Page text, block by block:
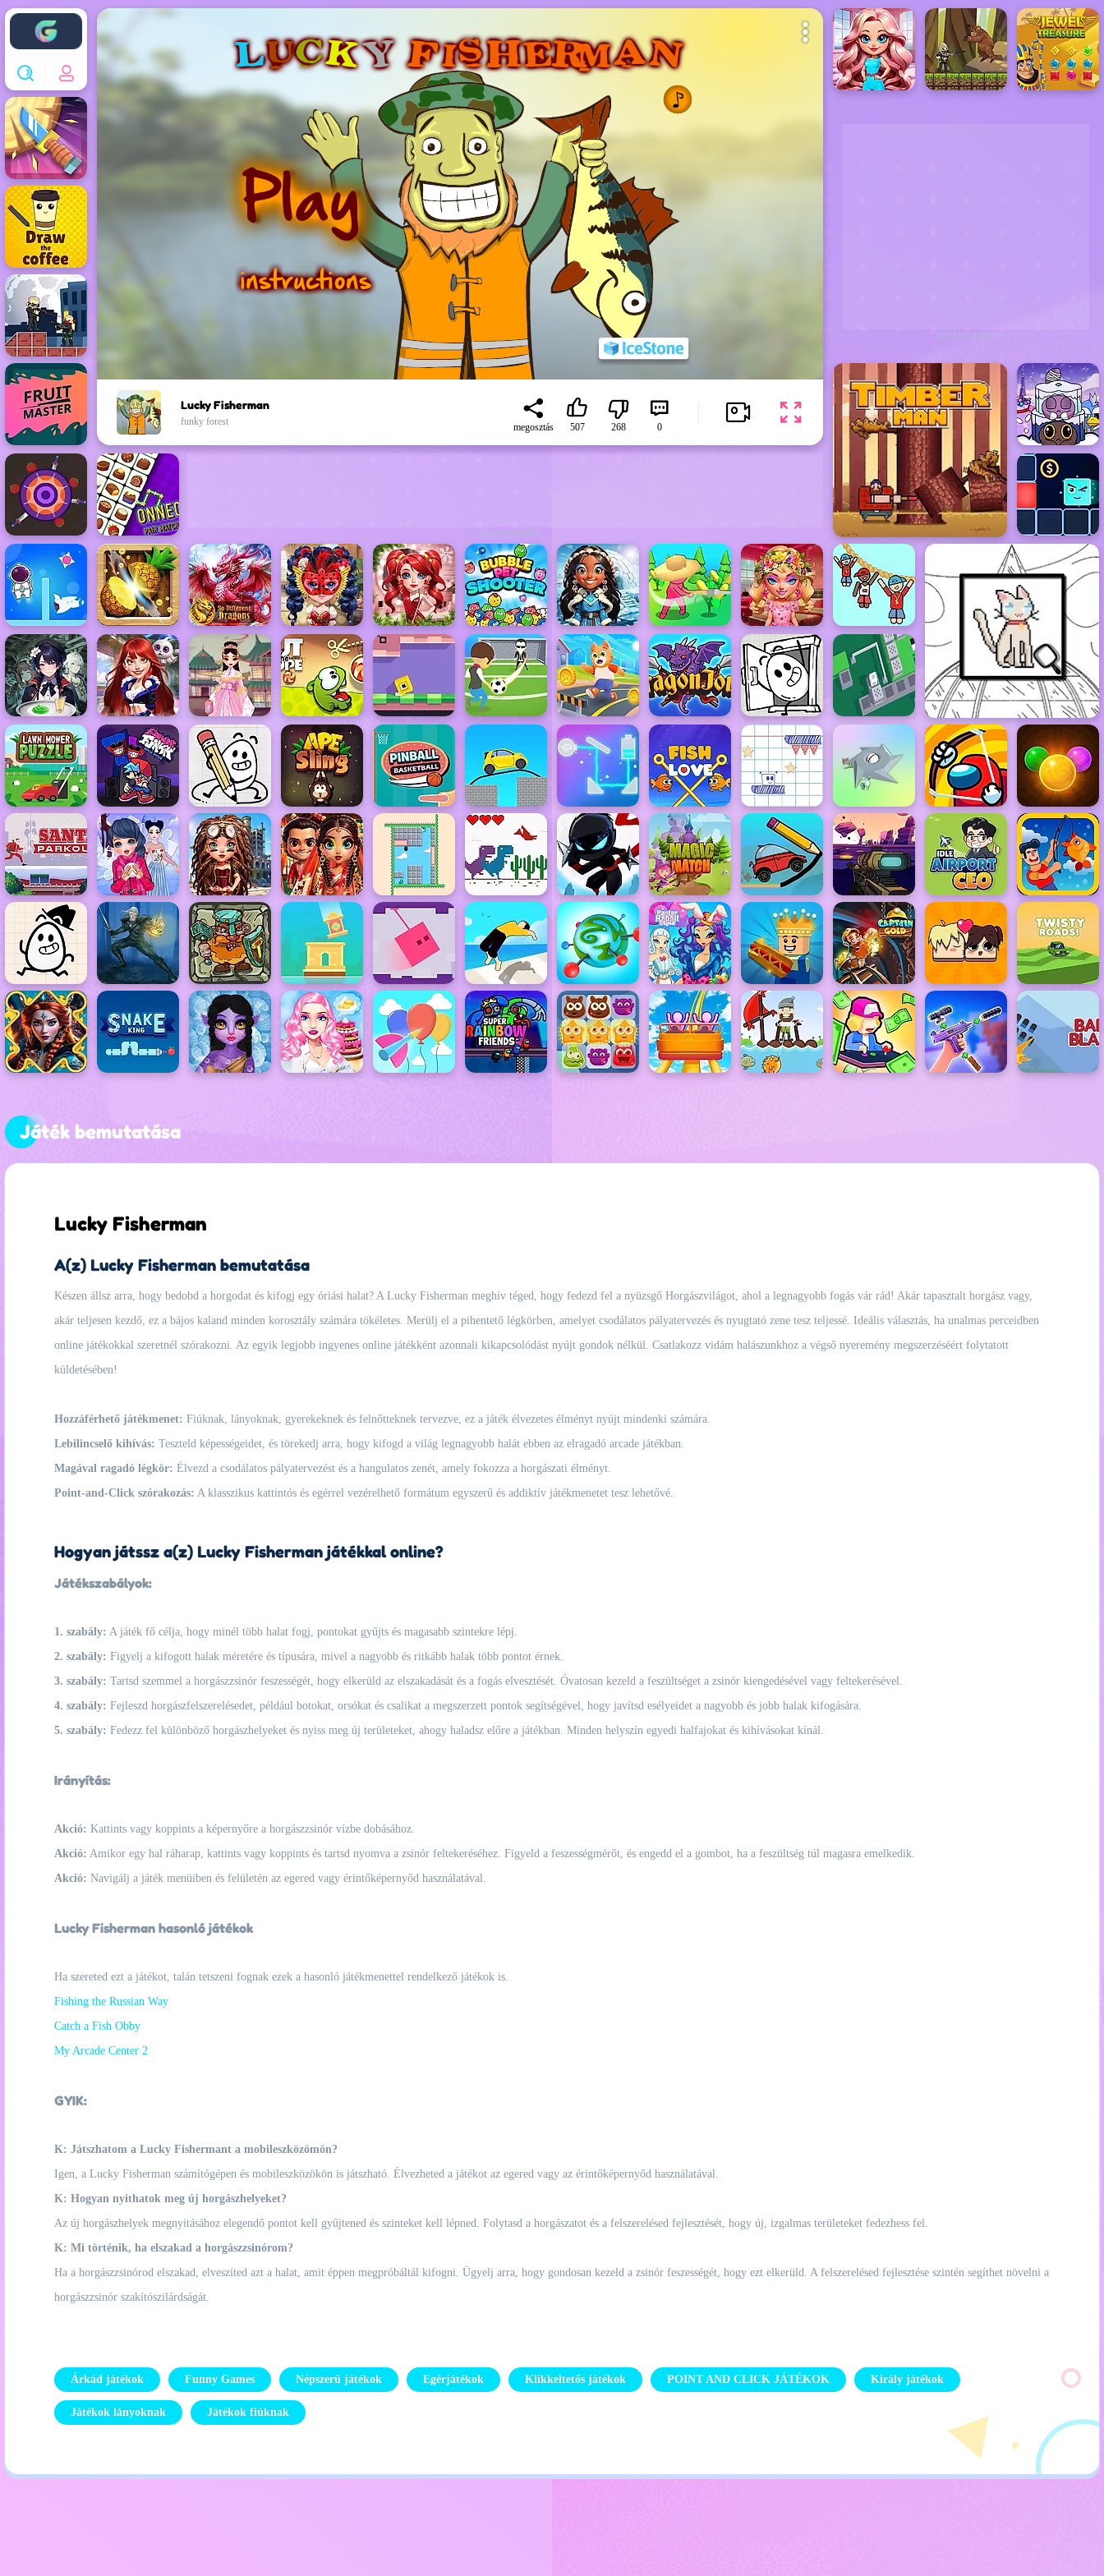
Enjoy4fun
ADVERTISEMENT
ADVERTISEMENT
Lucky Fisherman
funky forest
megosztás 507 268 0
Játék bemutatása
Lucky Fisherman
A(z) Lucky Fisherman bemutatása
Készen állsz arra, hogy bedobd a horgodat és kifogj egy óriási halat? A Lucky Fisherman meghív téged, hogy fedezd fel a nyüzsgő Horgászvilágot, ahol a legnagyobb fogás vár rád! Akár tapasztalt horgász vagy,
akár teljesen kezdő, ez a bájos kaland minden korosztály számára tökéletes. Merülj el a pihentető légkörben, amelyet csodálatos pályatervezés és nyugtató zene tesz teljessé. Ideális választás, ha unalmas perceidben
online játékokkal szeretnél szórakozni. Az egyik legjobb ingyenes online játékként azonnali kikapcsolódást nyújt gondok nélkül. Csatlakozz vidám halászunkhoz a végső nyeremény megszerzéséért folytatott
küldetésében!
Hozzáférhető játékmenet: Fiúknak, lányoknak, gyerekeknek és felnőtteknek tervezve, ez a játék élvezetes élményt nyújt mindenki számára.
Lebilincselő kihívás: Teszteld képességeidet, és törekedj arra, hogy kifogd a világ legnagyobb halát ebben az elragadó arcade játékban.
Magával ragadó légkör: Élvezd a csodálatos pályatervezést és a hangulatos zenét, amely fokozza a horgászati élményt.
Point-and-Click szórakozás: A klasszikus kattintós és egérrel vezérelhető formátum egyszerű és addiktív játékmenetet tesz lehetővé.
Hogyan játssz a(z) Lucky Fisherman játékkal online?
Játékszabályok:
1. szabály: A játék fő célja, hogy minél több halat fogj, pontokat gyűjts és magasabb szintekre lépj.
2. szabály: Figyelj a kifogott halak méretére és típusára, mivel a nagyobb és ritkább halak több pontot érnek.
3. szabály: Tartsd szemmel a horgászzsinór feszességét, hogy elkerüld az elszakadását és a fogás elvesztését. Óvatosan kezeld a feszültséget a zsinór kiengedésével vagy feltekerésével.
4. szabály: Fejleszd horgászfelszerelésedet, például botokat, orsókat és csalikat a megszerzett pontok segítségével, hogy javítsd esélyeidet a nagyobb és jobb halak kifogására.
5. szabály: Fedezz fel különböző horgászhelyeket és nyiss meg új területeket, ahogy haladsz előre a játékban. Minden helyszín egyedi halfajokat és kihívásokat kínál.
Irányítás:
Akció: Kattints vagy koppints a képernyőre a horgászzsinór vízbe dobásához.
Akció: Amikor egy hal ráharap, kattints vagy koppints és tartsd nyomva a zsinór feltekeréséhez. Figyeld a feszességmérőt, és engedd el a gombot, ha a feszültség túl magasra emelkedik.
Akció: Navigálj a játék menüiben és felületén az egered vagy érintőképernyőd használatával.
Lucky Fisherman hasonló játékok
Ha szereted ezt a játékot, talán tetszeni fognak ezek a hasonló játékmenettel rendelkező játékok is.
Fishing the Russian Way
Catch a Fish Obby
My Arcade Center 2
GYIK:
K: Játszhatom a Lucky Fishermant a mobileszközömön?
Igen, a Lucky Fisherman számítógépen és mobileszközökön is játszható. Élvezheted a játékot az egered vagy az érintőképernyőd használatával.
K: Hogyan nyithatok meg új horgászhelyeket?
Az új horgászhelyek megnyitásához elegendő pontot kell gyűjtened és szinteket kell lépned. Folytasd a horgászatot és a felszerelésed fejlesztését, hogy új, izgalmas területeket fedezhess fel.
K: Mi történik, ha elszakad a horgászzsinórom?
Ha a horgászzsinórod elszakad, elveszíted azt a halat, amit éppen megpróbáltál kifogni. Ügyelj arra, hogy gondosan kezeld a zsinór feszességét, hogy ezt elkerüld. A felszerelésed fejlesztése szintén segíthet növelni a
horgászzsinór szakítószilárdságát.
Árkád játékok Funny Games Népszerű játékok Egérjátékok Klikkeltetős játékok POINT AND CLICK JÁTÉKOK Király játékok
Játékok lányoknak Játékok fiúknak